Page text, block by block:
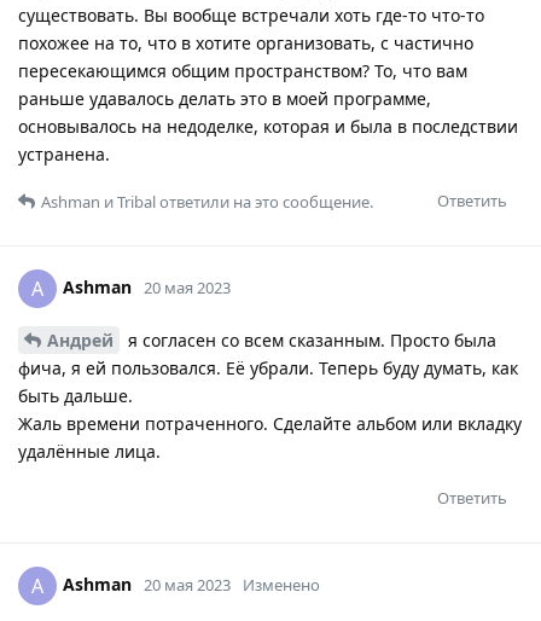
существовать. Вы вообще встречали хоть где-то что-то
похожее на то, что в хотите организовать, с частично
пересекающимся общим пространством? То, что вам
раньше удавалось делать это в моей программе,
основывалось на недоделке, которая и была в последствии
устранена.
Ответить
Ashman иTribalответили на это сообщение.
A Ashman 20 мая 2023
Андрей
я согласен со всем сказанным. Просто была
фича, я ей пользовался. Её убрали. Теперь буду думать, как
быть дальше.
Жаль времени потраченного. Сделайте альбом или вкладку
удалённые лица.
Ответить
A Ashman 20 мая 2023 Изменено